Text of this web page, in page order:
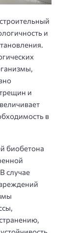
и
и
в
биобетона
случае